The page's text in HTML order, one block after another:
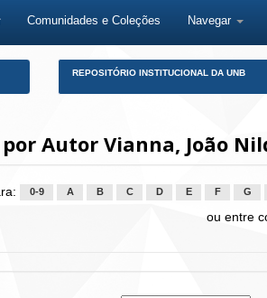
Comunidades e Coleções Navegar
REPOSITÓRIO INSTITUCIONAL DA UNB
Autor Vianna, João
0-9 A B C D E F G
ou entre